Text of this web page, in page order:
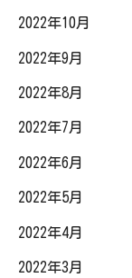
2022年10月
2022年9月
2022年8月
2022年7月
2022年6月
2022年5月
2022年4月
2022年3月